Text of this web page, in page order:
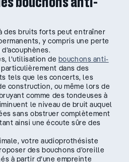
bouchons anti-
des bruits forts peut entraîner
y compris une perte
l’utilisation de bouchons anti-
dans des
tels que les concerts, les
construction, ou même lors de
comme des tondeuses à
le niveau de bruit auquel
sans obstruer complètement
ainsi une écoute sûre des
votre audioprothésiste
des bouchons d’oreille
à partir d’une empreinte